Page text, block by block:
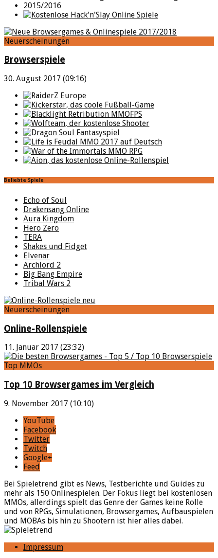
Neuerscheinungen
Browserspiele
30. August 2017 (09:16)
Beliebte Spiele
Echo of Soul
Drakensang Online
Aura Kingdom
Hero Zero
TERA
Shakes und Fidget
Elvenar
Archlord 2
Big Bang Empire
Tribal Wars 2
Neuerscheinungen
Online-Rollenspiele
11. Januar 2017 (23:32)
Top MMOs
Top 10 Browsergames im Vergleich
9. November 2017 (10:10)
YouTube
Facebook
Twitter
Twitch
Google+
Feed
Bei Spieletrend gibt es News, Testberichte und Guides zu
mehr als 150 Onlinespielen. Der Fokus liegt bei kostenlosen
MMOs, allerdings spielt das Genre der Games keine Rolle
und von RPGs, Simulationen, Browsergames, Aufbauspielen
und MOBAs bis hin zu Shootern ist hier alles dabei.
Impressum